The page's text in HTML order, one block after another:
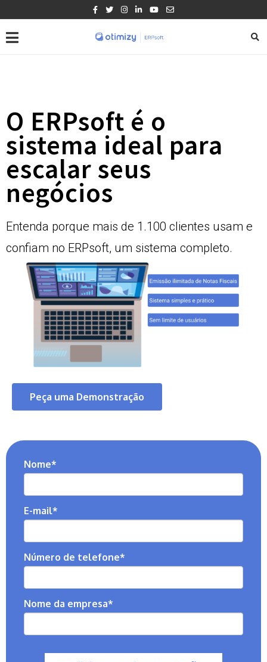
O ERPsoft é o
sistema ideal para
escalar seus
negócios
Entenda porque mais de 1.100 clientes usam e
confiam no ERPsoft, um sistema completo.
Peça uma Demonstração
Nome*
E-mail*
Número de telefone*
Nome da empresa*